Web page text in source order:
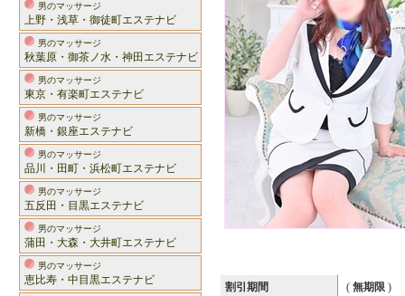
男のマッサージ
上野・浅草・御徒町エステナビ
男のマッサージ
秋葉原・御茶ノ水・神田エステナビ
男のマッサージ
東京・有楽町エステナビ
男のマッサージ
新橋・銀座エステナビ
男のマッサージ
品川・田町・浜松町エステナビ
男のマッサージ
五反田・目黒エステナビ
男のマッサージ
蒲田・大森・大井町エステナビ
男のマッサージ
恵比寿・中目黒エステナビ
割引期間 ( 無期限 )